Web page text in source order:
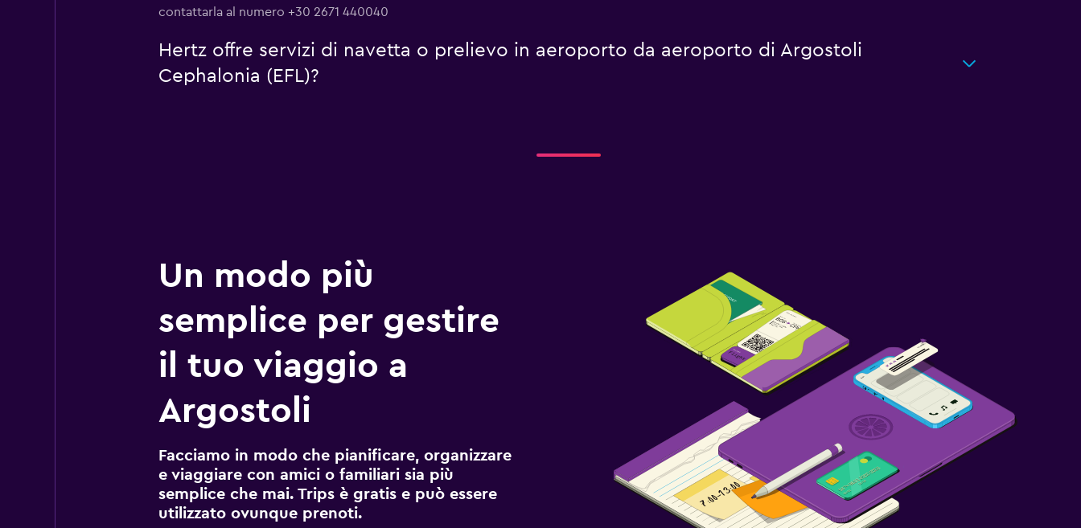
contattarla al numero +30 2671 440040
Hertz offre servizi di navetta o prelievo in aeroporto da aeroporto di Argostoli
Cephalonia (EFL)?
Un modo più
semplice per gestire
il tuo viaggio a
Argostoli
Facciamo in modo che pianificare, organizzare
e viaggiare con amici o familiari sia più
semplice che mai. Trips è gratis e può essere
utilizzato ovunque prenoti.